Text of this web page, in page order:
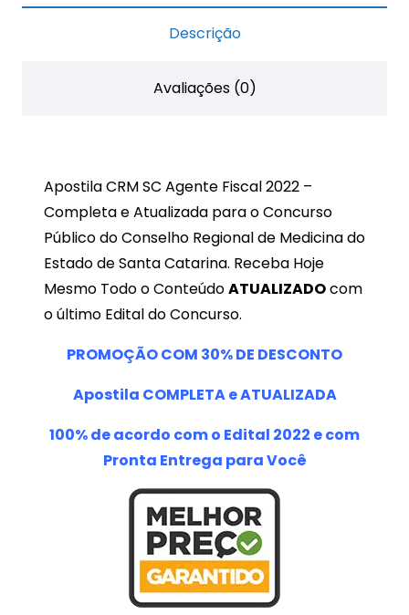
Fiscal
Descrição
Avaliações (0)
Apostila CRM SC Agente Fiscal 2022 –
Completa e Atualizada para o Concurso
Público do Conselho Regional de Medicina do
Estado de Santa Catarina. Receba Hoje
Mesmo Todo o ConteúdoATUALIZADOcom
o último Edital do Concurso.
PROMOÇÃO COM 30%DE DESCONTO
Apostila COMPLETA e ATUALIZADA
100% de acordo com o Edital 2022 e com
Pronta Entrega para Você